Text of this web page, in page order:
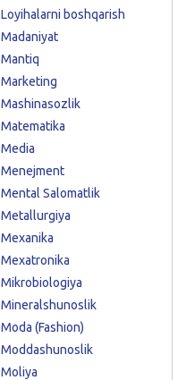
Loyihalarni boshqarish
Madaniyat
Mantiq
Marketing
Mashinasozlik
Matematika
Media
Menejment
Mental Salomatlik
Metallurgiya
Mexanika
Mexatronika
Mikrobiologiya
Mineralshunoslik
Moda (Fashion)
Moddashunoslik
Moliya